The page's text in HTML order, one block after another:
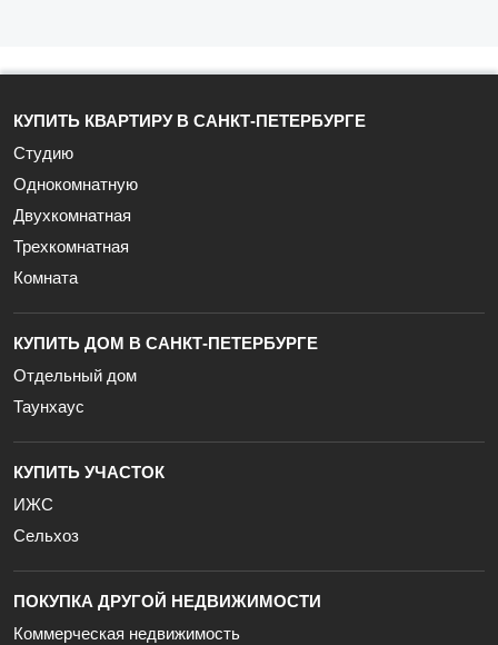
КУПИТЬ КВАРТИРУ В САНКТ-ПЕТЕРБУРГЕ
Студию
Однокомнатную
Двухкомнатная
Трехкомнатная
Комната
КУПИТЬ ДОМ В САНКТ-ПЕТЕРБУРГЕ
Отдельный дом
Таунхаус
КУПИТЬ УЧАСТОК
ИЖС
Сельхоз
ПОКУПКА ДРУГОЙ НЕДВИЖИМОСТИ
Коммерческая недвижимость